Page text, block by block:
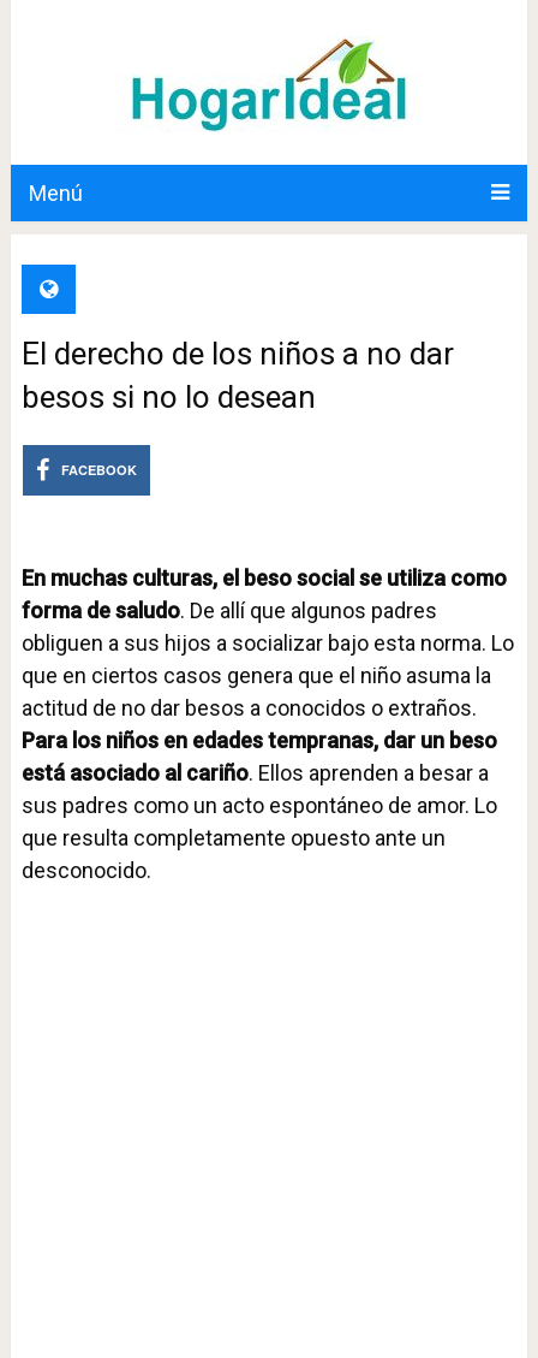
Menú
El derecho de los niños a no dar
besos si no lo desean
FACEBOOK
En muchas culturas, el beso social se utiliza como
forma de saludo. De allí que algunos padres
obliguen a sus hijos a socializar bajo esta norma. Lo
que en ciertos casos genera que el niño asuma la
actitud de no dar besos a conocidos o extraños.
Para los niños en edades tempranas, dar un beso
está asociado al cariño. Ellos aprenden a besar a
sus padres como un acto espontáneo de amor. Lo
que resulta completamente opuesto ante un
desconocido.